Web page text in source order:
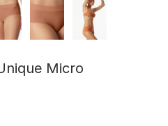
Micro